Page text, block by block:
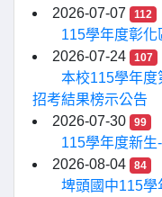
2026-07-07 112
115學年度彰
2026-07-24
107
本校115學年度
招考結果榜示公告
2026-07-30
99
115學年度新生
2026-08-04
84
埤頭國中115學